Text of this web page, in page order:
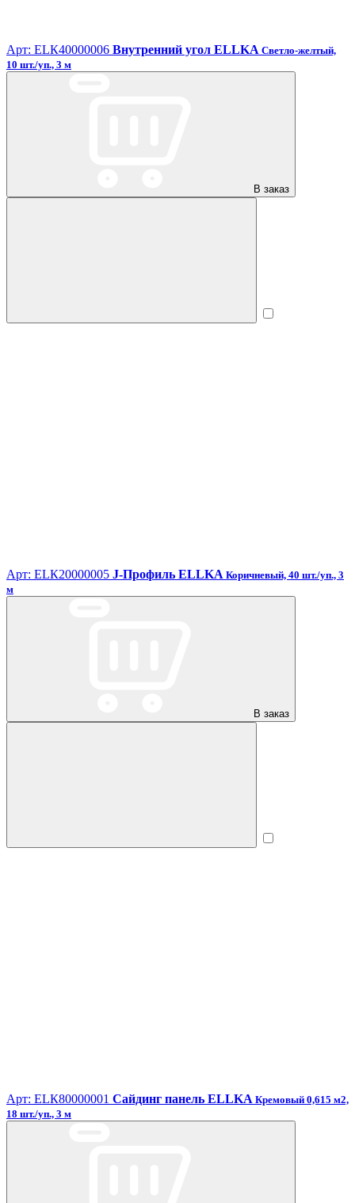
Арт: ЕLК40000006 Внутренний угол ELLKA Светло-желтый,
10 шт./уп., 3 м
В заказ
Арт: ЕLК20000005 J-Профиль ELLKA Коричневый, 40 шт./уп., 3
м
В заказ
Арт: ЕLК80000001 Сайдинг панель ELLKA Кремовый 0,615 м2,
18 шт./уп., 3 м